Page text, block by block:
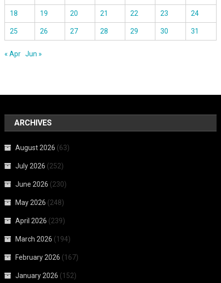
18 19 20 21 22 23 24
25 26 27 28 29 30 31
« Apr Jun »
ARCHIVES
August 2026 (63)
July 2026 (252)
June 2026 (230)
May 2026 (248)
April 2026 (239)
March 2026 (194)
February 2026 (167)
January 2026 (152)